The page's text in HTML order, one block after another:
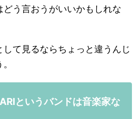
どう言おうがいいかもしれな
て見るならちょっと違うんじ
というバンドは音楽家な